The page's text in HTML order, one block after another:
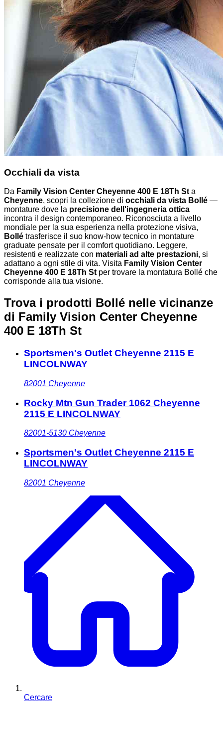
Occhiali da vista
Da Family Vision Center Cheyenne 400 E 18Th St a
Cheyenne, scopri la collezione di occhiali da vista Bollé —
montature dove la precisione dell'ingegneria ottica
incontra il design contemporaneo. Riconosciuta a livello
mondiale per la sua esperienza nella protezione visiva,
Bollé trasferisce il suo know-how tecnico in montature
graduate pensate per il comfort quotidiano. Leggere,
resistenti e realizzate con materiali ad alte prestazioni, si
adattano a ogni stile di vita. Visita Family Vision Center
Cheyenne 400 E 18Th St per trovare la montatura Bollé che
corrisponde alla tua visione.
Trova i prodotti Bollé nelle vicinanze
di Family Vision Center Cheyenne
400 E 18Th St
Sportsmen's Outlet Cheyenne 2115 E
LINCOLNWAY
82001 Cheyenne
Rocky Mtn Gun Trader 1062 Cheyenne
2115 E LINCOLNWAY
82001-5130 Cheyenne
Sportsmen's Outlet Cheyenne 2115 E
LINCOLNWAY
82001 Cheyenne
Cercare